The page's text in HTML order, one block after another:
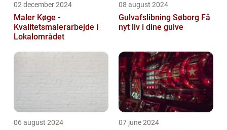
02 december 2024
Maler Køge -
Kvalitetsmalerarbejde i
Lokalområdet
08 august 2024
Gulvafslibning Søborg Få
nyt liv i dine gulve
06 august 2024 07 june 2024